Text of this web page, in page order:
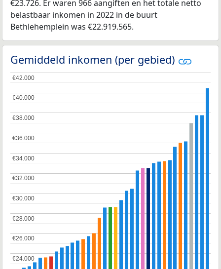
€23.726. Er waren 966 aangiften en het totale netto
belastbaar inkomen in 2022 in de buurt
Bethlehemplein was €22.919.565.
Gemiddeld inkomen (per gebied)
€24.000
€24.000
€26.000
€26.000
€28.000
€28.000
€30.000
€30.000
€32.000
€32.000
€34.000
€34.000
€36.000
€36.000
€38.000
€38.000
€40.000
€40.000
€42.000
€42.000